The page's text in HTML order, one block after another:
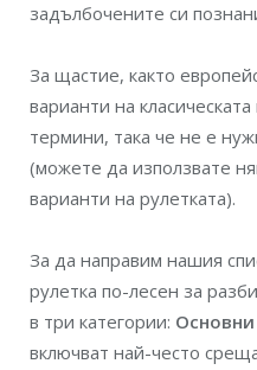
задълбочените си
За щастие, както
варианти на
термини, така че не е
(можете да използвате
варианти на рулетката).
За да направим нашия
рулетка по-лесен за
в три категории:
включват най-често